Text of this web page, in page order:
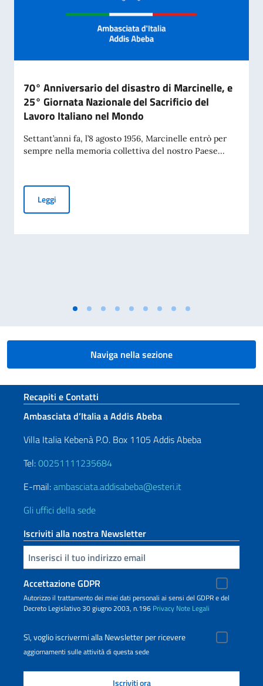
70° Anniversario del disastro di Marcinelle, e
25° Giornata Nazionale del Sacrificio del
Lavoro Italiano nel Mondo
Settant’anni fa, l’8 agosto 1956, Marcinelle entrò per
sempre nella memoria collettiva del nostro Paese...
Leggi70° Anniversario del disastro di Marcinelle, e 25°
Naviga nella sezione
Sezione footer
Recapiti e Contatti
Ambasciata d’Italia a Addis Abeba
Villa Italia Kebenà P.O. Box 1105 Addis Abeba
Tel:00251111235684
E-mail:ambasciata.addisabeba@esteri.it
Gli uffici della sede
Iscriviti alla nostra Newsletter
Inserisci la tua email
Accettazione GDPR
Autorizzo il trattamento dei miei dati personali ai sensi del GDPR e del
Decreto Legislativo 30 giugno 2003, n.196 Privacy Note Legali
Sì, voglio iscrivermi alla Newsletter per ricevere
aggiornamenti sulle attività di questa sede